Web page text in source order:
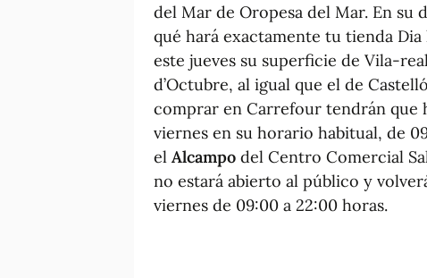
del Mar de Oropesa del Mar. En
qué hará exactamente tu tienda Dia
este jueves su superficie de Vila-
d’Octubre, al igual que el de
comprar en Carrefour tendrán que
viernes en su horario habitual, de
el Alcampo del Centro Comercial
no estará abierto al público y
viernes de 09:00 a 22:00 horas.